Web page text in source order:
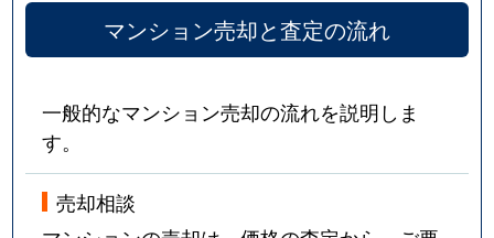
マンション売却と査定の流れ
一般的なマンション売却の流れを説明しま
す。
売却相談